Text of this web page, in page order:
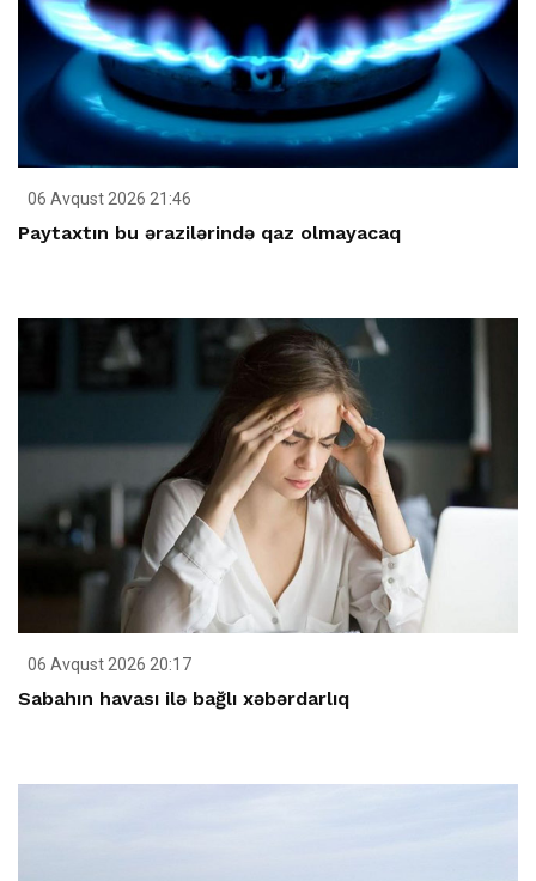
06 Avqust 2026 21:46
Paytaxtın bu ərazilərində qaz olmayacaq
06 Avqust 2026 20:17
Sabahın havası ilə bağlı xəbərdarlıq